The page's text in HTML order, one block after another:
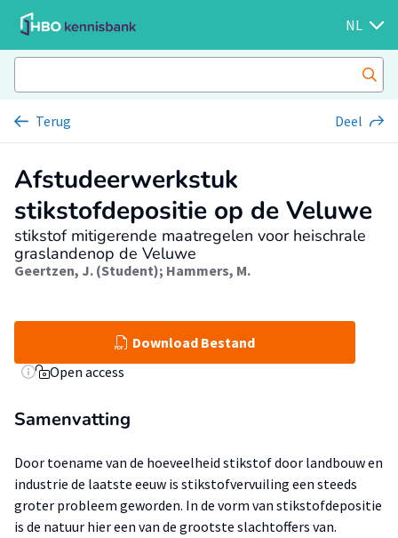
NL
Terug Deel
Afstudeerwerkstuk
stikstofdepositie op de Veluwe
stikstof mitigerende maatregelen voor heischrale
graslandenop de Veluwe
Geertzen, J. (Student); Hammers, M.
Download Bestand
Open access
Samenvatting
Door toename van de hoeveelheid stikstof door landbouw en
industrie de laatste eeuw is stikstofvervuiling een steeds
groter probleem geworden. In de vorm van stikstofdepositie
is de natuur hier een van de grootste slachtoffers van.